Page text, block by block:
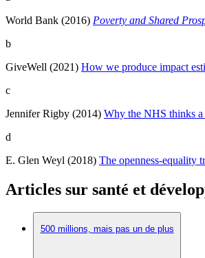
World Bank (2016) Poverty and Shared
b
GiveWell (2021) How we produce impact
c
Jennifer Rigby (2014) Why the NHS thinks
d
E. Glen Weyl (2018) The openness-equality
Articles sur santé et
500 millions, mais pas un de plus